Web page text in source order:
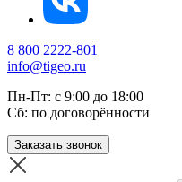
8 800 2222-801
info@tigeo.ru
Пн-Пт: с 9:00 до 18:00
Сб: по договорённости
Заказать звонок